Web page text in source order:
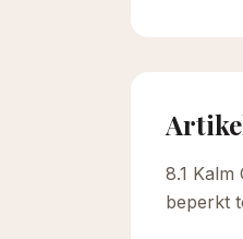
8.1
beperkt